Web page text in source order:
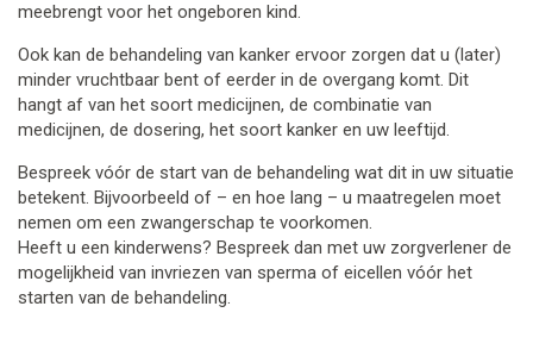
meebrengt voor het ongeboren kind.
Ook kan de behandeling van kanker ervoor zorgen dat u (later)
minder vruchtbaar bent of eerder in de overgang komt. Dit
hangt af van het soort medicijnen, de combinatie van
medicijnen, de dosering, het soort kanker en uw leeftijd.
Bespreek vóór de start van de behandeling wat dit in uw situatie
betekent. Bijvoorbeeld of – en hoe lang – u maatregelen moet
nemen om een zwangerschap te voorkomen.
Heeft u een kinderwens? Bespreek dan met uw zorgverlener de
mogelijkheid van invriezen van sperma of eicellen vóór het
starten van de behandeling.